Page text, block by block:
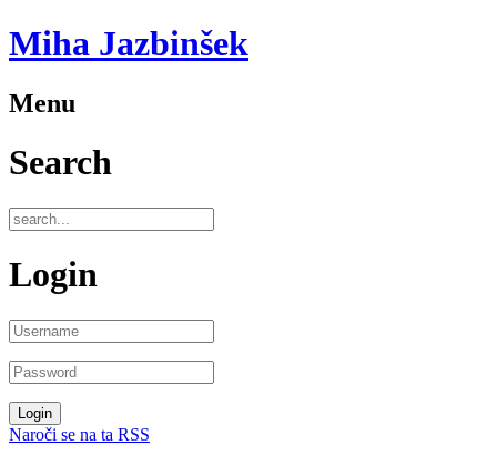
Miha Jazbinšek
Menu
Search
Login
Naroči se na ta RSS